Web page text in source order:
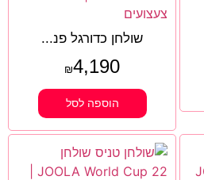
שולחן כדורגל פנ...
₪4,190
הוספה לסל